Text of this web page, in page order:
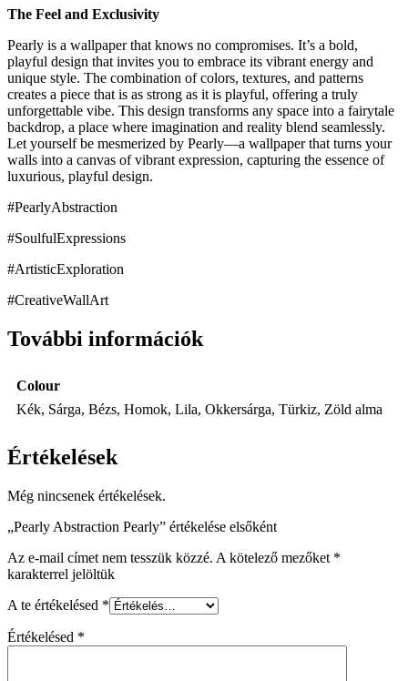
The Feel and Exclusivity
Pearly is a wallpaper that knows no compromises. It’s a bold,
playful design that invites you to embrace its vibrant energy and
unique style. The combination of colors, textures, and patterns
creates a piece that is as strong as it is playful, offering a truly
unforgettable vibe. This design transforms any space into a fairytale
backdrop, a place where imagination and reality blend seamlessly.
Let yourself be mesmerized by Pearly—a wallpaper that turns your
walls into a canvas of vibrant expression, capturing the essence of
luxurious, playful design.
#PearlyAbstraction
#SoulfulExpressions
#ArtisticExploration
#CreativeWallArt
További információk
Colour
Kék, Sárga, Bézs, Homok, Lila, Okkersárga, Türkiz, Zöld alma
Értékelések
Még nincsenek értékelések.
„Pearly Abstraction Pearly” értékelése elsőként
Az e-mail címet nem tesszük közzé. A kötelező mezőket *
karakterrel jelöltük
A te értékelésed *
Értékelésed *